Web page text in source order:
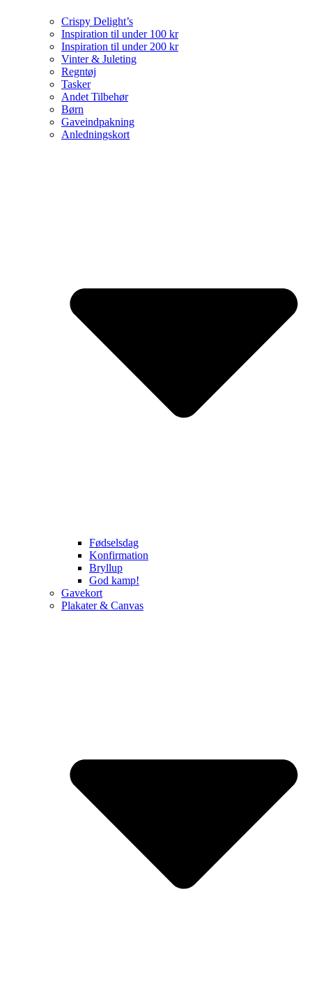
Crispy Delight’s
Inspiration til under 100 kr
Inspiration til under 200 kr
Vinter & Juleting
Regntøj
Tasker
Andet Tilbehør
Børn
Gaveindpakning
Anledningskort
Fødselsdag
Konfirmation
Bryllup
God kamp!
Gavekort
Plakater & Canvas